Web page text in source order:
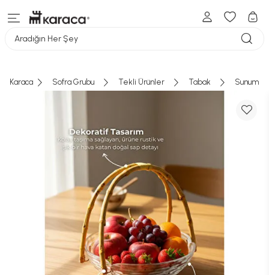
Aradığın Her Şey
Karaca Sofra Grubu Tekli Ürünler Tabak Sunum